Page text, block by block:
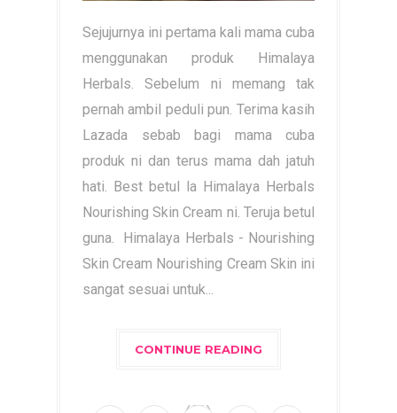
Sejujurnya ini pertama kali mama cuba
menggunakan produk Himalaya
Herbals. Sebelum ni memang tak
pernah ambil peduli pun. Terima kasih
Lazada sebab bagi mama cuba
produk ni dan terus mama dah jatuh
hati. Best betul la Himalaya Herbals
Nourishing Skin Cream ni. Teruja betul
guna. Himalaya Herbals - Nourishing
Skin Cream Nourishing Cream Skin ini
sangat sesuai untuk...
CONTINUE READING